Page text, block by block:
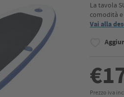
La tavola
comodità
Vai alla
Prezzo iva